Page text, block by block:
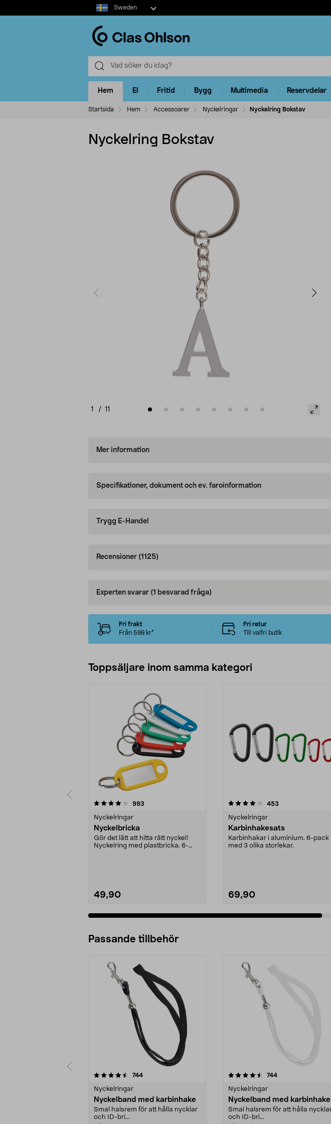
Select
market
Sweden
Hem El Fritid Bygg Multimedia Reservdelar
Startsida Hem Accessoarer Nyckelringar Nyckelring Bokstav
Nyckelring Bokstav
1 / 11
Mer information
Specifikationer, dokument och ev. faroinformation
Trygg E-Handel
Recensioner (1125)
Experten svarar (1 besvarad fråga)
Fri frakt
Från 599 kr*
Fri retur
Till valfri butik
Toppsäljare inom samma kategori
993
Nyckelringar
Nyckelbricka
Gör det lätt att hitta rätt nyckel!
Nyckelring med plastbricka. 6-
49,90
4.0 av 5 stjärnor 453
Nyckelringar
Karbinhakesats
Karbinhakar i aluminium. 6-pack
med 3 olika storlekar.
69,90
4.5 av 5 stjärnor
Passande tillbehör
744recensioner
Nyckelringar
Nyckelband med karbinhake
Smal halsrem för att hålla nycklar
och ID-bri...
4.5av 5 stjärnor 744recensioner
Nyckelringar
Nyckelband med karbinhake
Smal halsrem för att hålla
och ID-bri...
4.5av 5 stjärnor